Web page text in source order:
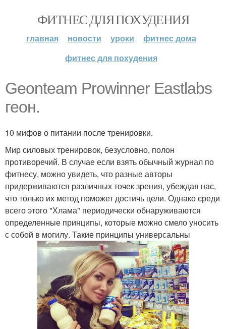
ФИТНЕС ДЛЯ ПОХУДЕНИЯ
главная новости уроки
фитнес дома
фитнес для похудения
Geonteam Prowinner Eastlabs
геон.
10 мифов о питании после тренировки.
Мир силовых тренировок, безусловно, полон
противоречий. В случае если взять обычный журнал по
фитнесу, можно увидеть, что разные авторы
придерживаются различных точек зрения, убеждая нас,
что только их метод поможет достичь цели. Однако среди
всего этого "Хлама" периодически обнаруживаются
определенные принципы, которые можно смело уносить
с собой в могилу. Такие принципы универсальны